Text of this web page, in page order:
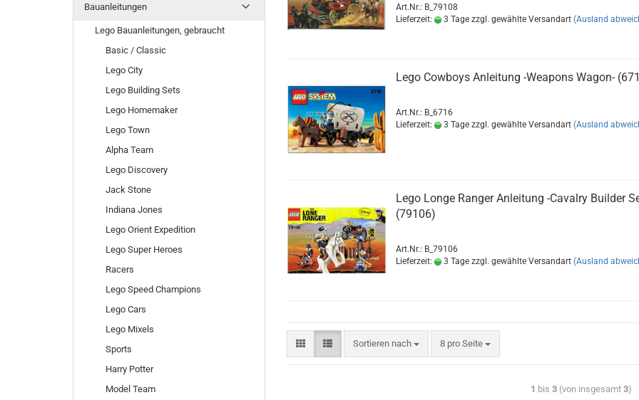
Art.Nr.: B_79108
Lieferzeit:
3 Tage zzgl. gewählte Versandart (Ausland
Lego Cowboys Anleitung -Weapons Wagon-
Art.Nr.: B_6716
Lieferzeit:
3 Tage zzgl. gewählte Versandart (Ausland
Lego Longe Ranger Anleitung -Cavalry Builder
(79106)
Art.Nr.: B_79106
Lieferzeit:
3 Tage zzgl. gewählte Versandart (Ausland
Sortieren nach 8 pro Seite
1 bis 3(von insgesamt 3)
Bauanleitungen
Lego Bauanleitungen, gebraucht
Basic / Classic
Lego City
Lego Building Sets
Lego Homemaker
Lego Town
Alpha Team
Lego Discovery
Jack Stone
Indiana Jones
Lego Orient Expedition
Lego Super Heroes
Racers
Lego Speed Champions
Lego Cars
Lego Mixels
Sports
Harry Potter
Model Team